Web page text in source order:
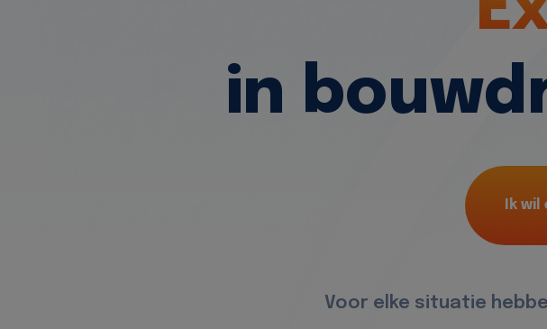
in
Ik
Voor elke situatie